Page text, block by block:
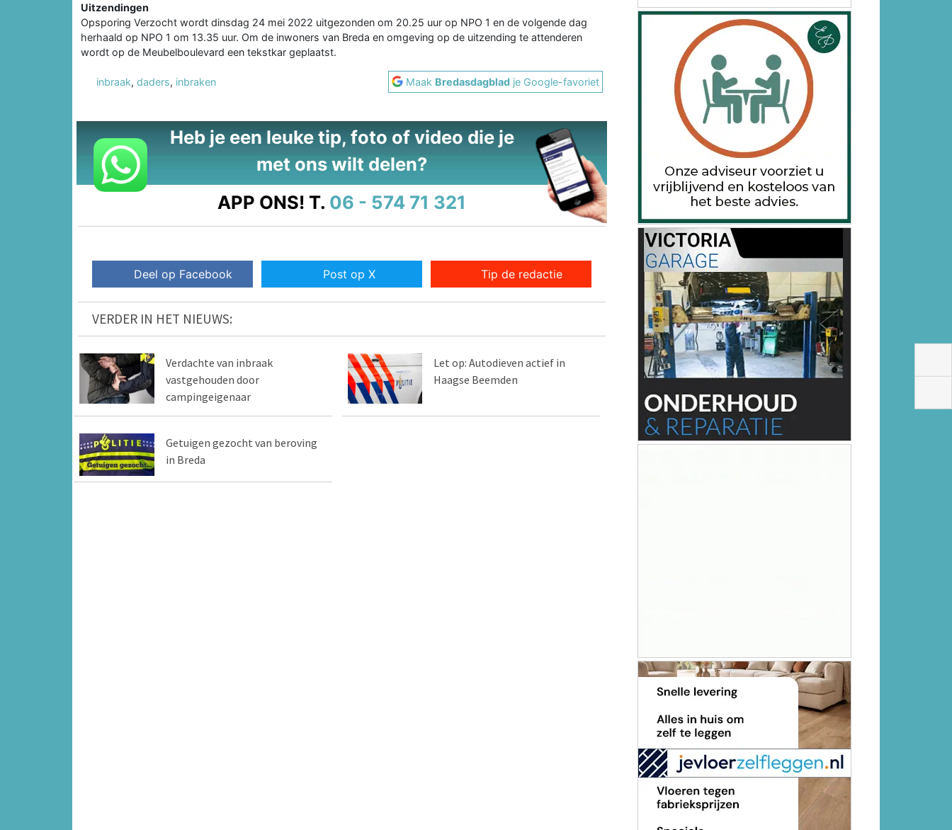
Uitzendingen
Opsporing Verzocht wordt dinsdag 24 mei 2022 uitgezonden om 20.25 uur op NPO 1 en de volgende dag
herhaald op NPO 1 om 13.35 uur. Om de inwoners van Breda en omgeving op de uitzending te attenderen
wordt op de Meubelboulevard een tekstkar geplaatst.
inbraak, daders, inbraken Maak Bredasdagblad je Google-favoriet
Heb je een leuke tip, foto of video die je
met ons wilt delen?
APP ONS! T. 06 - 574 71 321
Deel op Facebook Post op X Tip de redactie
VERDER IN HET NIEUWS:
Verdachte van inbraak
vastgehouden door
campingeigenaar
Let op: Autodieven actief in
Haagse Beemden
Getuigen gezocht van beroving
in Breda